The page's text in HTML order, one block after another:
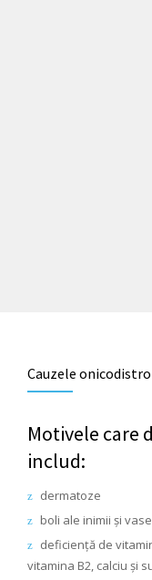
Cauzele
Motivele care
includ:
dermatoze
boli ale inimii și
deficiență de
vitamina B2, calciu și